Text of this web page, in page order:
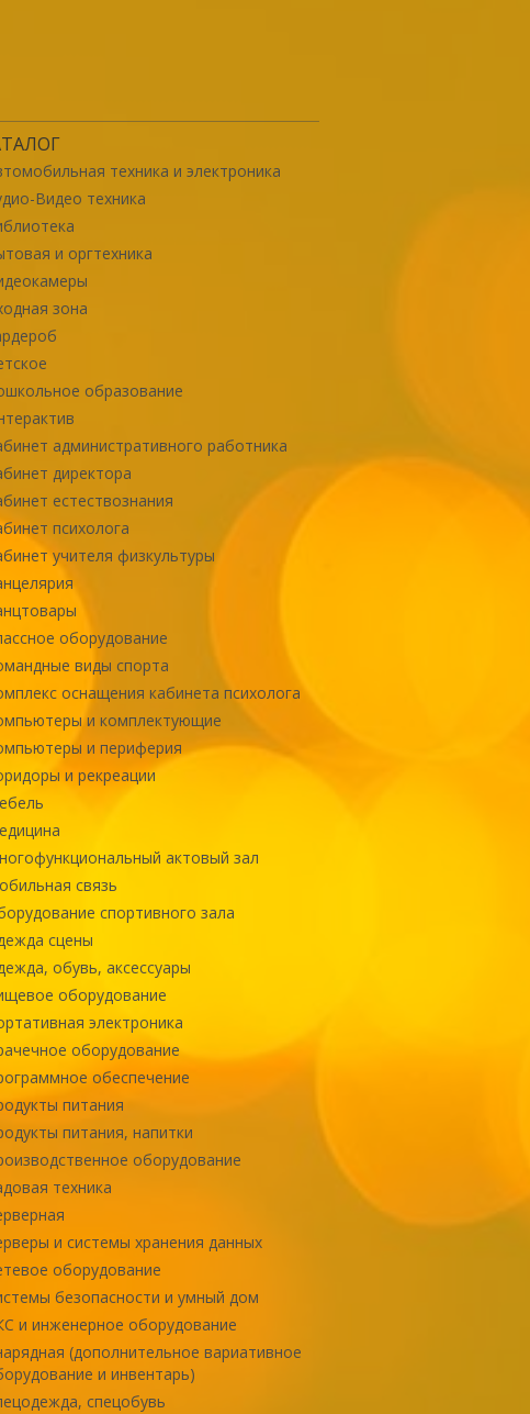
техника и электроника
Видео техника
и оргтехника
зона
образование
административного работника
директора
естествознания
психолога
учителя физкультуры
оборудование
виды спорта
оснащения кабинета психолога
и комплектующие
и периферия
и рекреации
актовый зал
связь
спортивного зала
сцены
обувь, аксессуары
оборудование
электроника
оборудование
обеспечение
питания
питания, напитки
оборудование
техника
и системы хранения данных
оборудование
безопасности и умный дом
и инженерное оборудование
(дополнительное вариативное
и инвентарь)
спецобувь